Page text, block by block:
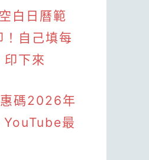
白日曆範
自己填每
印下來
碼2026年
YouTube最